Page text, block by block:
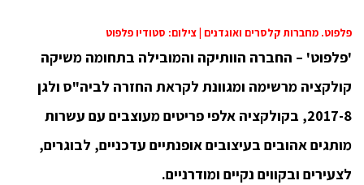
פלפוט. מחברות קלסרים ואוגדנים | צילום: סטודיו פלפוט
'פלפוט' – החברה הוותיקה והמובילה בתחומה משיקה
קולקציה מרשימה ומגוונת לקראת החזרה לביה"ס ולגן
2017-8, בקולקציה אלפי פריטים מעוצבים עם עשרות
מותגים אהובים בעיצובים אופנתיים עדכניים, לבוגרים,
לצעירים ובקווים נקיים ומודרניים.